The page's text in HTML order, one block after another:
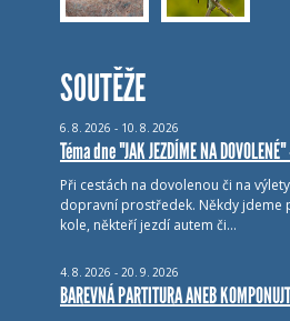
SOUTĚŽE
6. 8. 2026 - 10. 8. 2026
Téma dne "JAK JEZDÍME NA
Při cestách na dovolenou či na
dopravní prostředek. Někdy jdeme
kole, někteří jezdí autem či…
4. 8. 2026 - 20. 9. 2026
BAREVNÁ PARTITURA ANEB